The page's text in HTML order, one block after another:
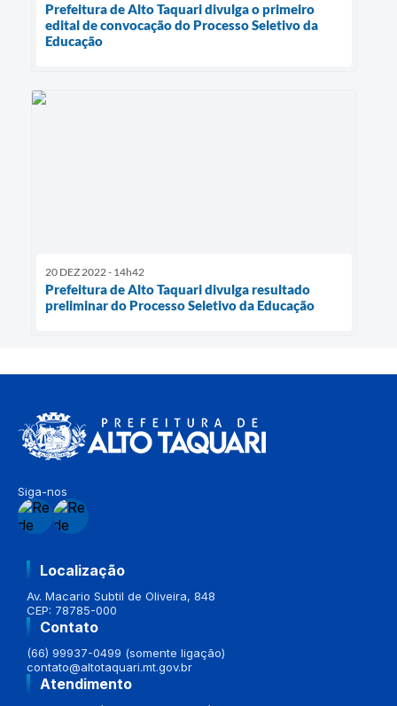
Prefeitura de Alto Taquari divulga o primeiro
edital de convocação do Processo Seletivo da
Educação
20 DEZ 2022 - 14h42
Prefeitura de Alto Taquari divulga resultado
preliminar do Processo Seletivo da Educação
Siga-nos
Localização
Av. Macario Subtil de Oliveira, 848
CEP: 78785-000
Contato
(66) 99937-0499 (somente ligação)
contato@altotaquari.mt.gov.br
Atendimento